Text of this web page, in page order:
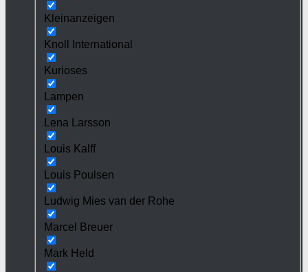
Kleinanzeigen
Knoll International
Kurioses
Lampen
Lena Larsson
Louis Kalff
Louis Poulsen
Ludwig Mies van der Rohe
Marcel Breuer
Mark Held